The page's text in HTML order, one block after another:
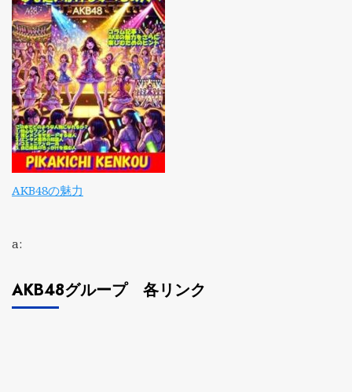
AKB48の魅力
a:
AKB48グループ 各リンク